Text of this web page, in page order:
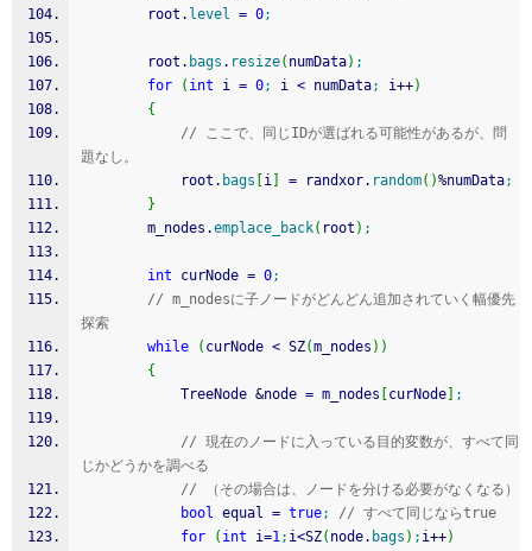
		root.
level = 0;
		root.
bags . resize( numData) ;
for
( int i = 0; i < numData; i++)
{
// ここで、同じIDが選ばれる可能性があるが、問
題なし。
			root.
bags i = randxor. random( )%numData;
}
		m_nodes.
emplace_back( root ) ;
int curNode = 0;
// m_nodesに子ノードがどんどん追加されていく幅優先
探索
while
( curNode < SZ(m_nodes ) )
{
			TreeNode
&node = m_nodes curNode ;
// 現在のノードに入っている目的変数が、すべて同
じかどうかを調べる
// （その場合は、ノードを分ける必要がなくなる）
bool equal = true;
// すべて同じならtrue
for
( int i=1; i<SZ( node. bags ) ; i++)